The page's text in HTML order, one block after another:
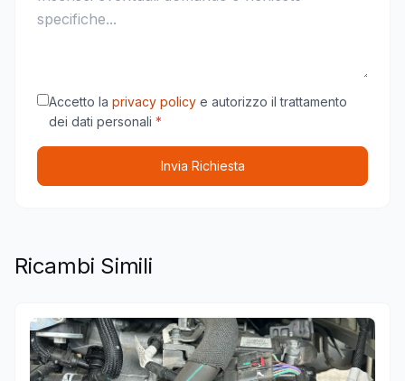
Accetto la privacy policy e autorizzo il trattamento
dei dati personali *
Invia Richiesta
Ricambi Simili